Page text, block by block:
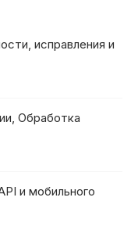
исправления и
Обработка
и мобильного